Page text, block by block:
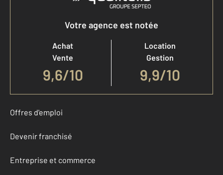
Votre agence est notée
Achat
Vente
9,6/10
Location
Gestion
9,9/10
Offres d'emploi
Devenir franchisé
Entreprise et commerce